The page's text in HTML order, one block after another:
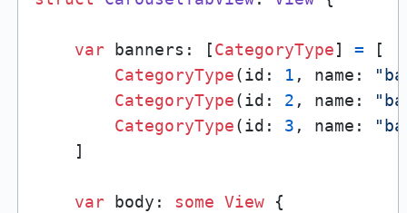
var banners: [CategoryType] = [
CategoryType(id: 1 , name:
CategoryType(id: 2 , name:
CategoryType(id: 3 , name:
    ]
var body: some View {